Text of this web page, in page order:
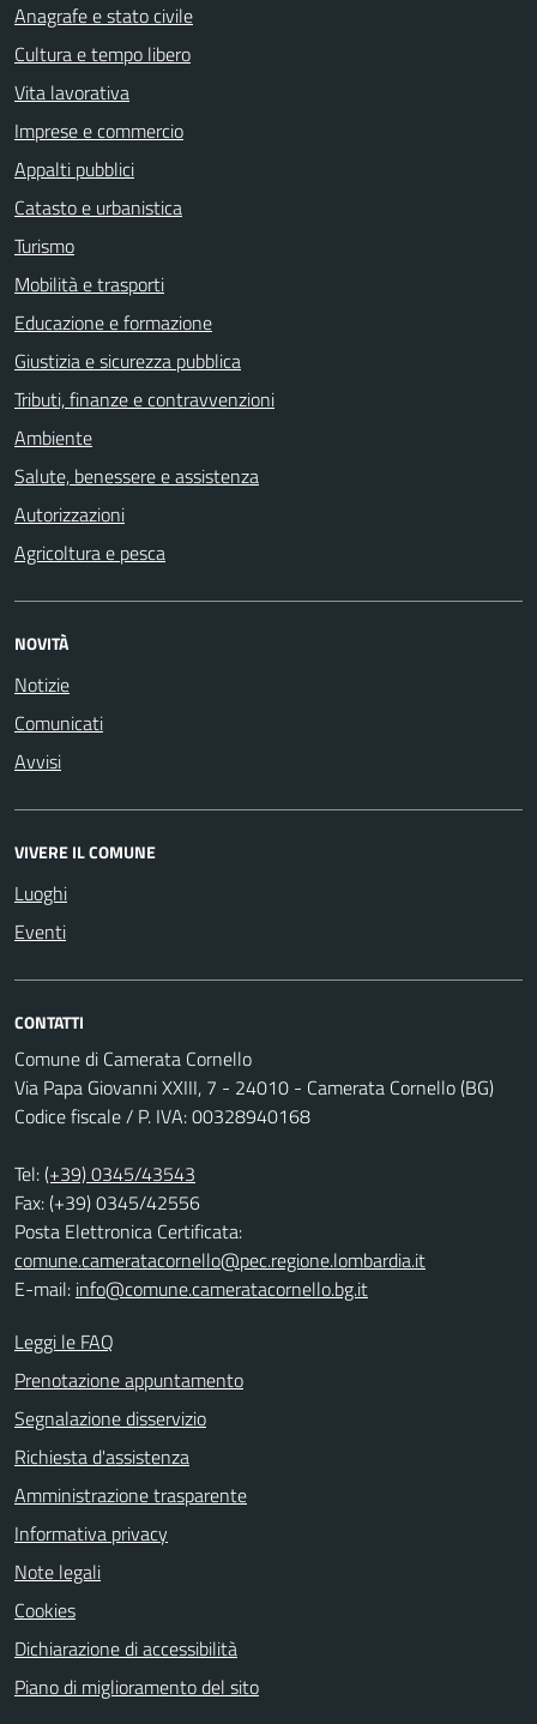
Anagrafe e stato civile
Cultura e tempo libero
Vita lavorativa
Imprese e commercio
Appalti pubblici
Catasto e urbanistica
Turismo
Mobilità e trasporti
Educazione e formazione
Giustizia e sicurezza pubblica
Tributi, finanze e contravvenzioni
Ambiente
Salute, benessere e assistenza
Autorizzazioni
Agricoltura e pesca
NOVITÀ
Notizie
Comunicati
Avvisi
VIVERE IL COMUNE
Luoghi
Eventi
CONTATTI
Comune di Camerata Cornello
Via Papa Giovanni XXIII, 7 - 24010 - Camerata Cornello (BG)
Codice fiscale / P. IVA: 00328940168
Tel:(+39) 0345/43543
Fax: (+39) 0345/42556
Posta Elettronica Certificata:
comune.cameratacornello@pec.regione.lombardia.it
E-mail: info@comune.cameratacornello.bg.it
Leggi le FAQ
Prenotazione appuntamento
Segnalazione disservizio
Richiesta d'assistenza
Amministrazione trasparente
Informativa privacy
Note legali
Cookies
Dichiarazione di accessibilità
Piano di miglioramento del sito